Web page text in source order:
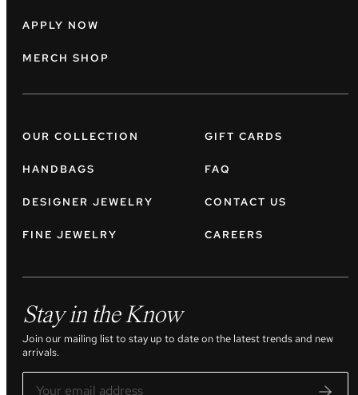
APPLY NOW
MERCH SHOP
OUR COLLECTION
HANDBAGS
DESIGNER JEWELRY
FINE JEWELRY
GIFT CARDS
FAQ
CONTACT US
CAREERS
Stay in the Know
Join our mailing list to stay up to date on the latest trends and new
arrivals.